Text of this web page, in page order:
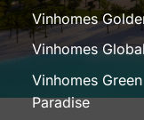
Vinhomes
Vinhomes
Vinhomes Green
Paradise